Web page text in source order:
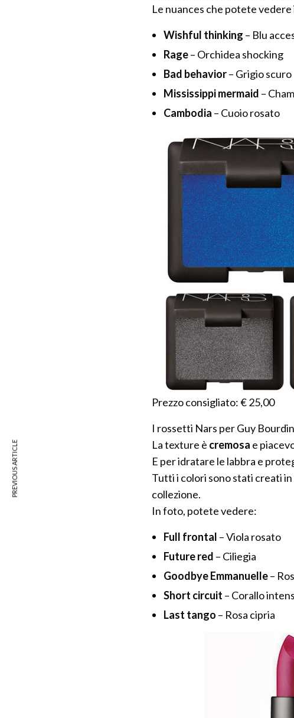
Le nuances che potete
Wishful thinking – Blu
Rage– Orchidea shocking
Bad behavior– Grigio scuro
Mississippi mermaid –
Cambodia – Cuoio rosato
Prezzo consigliato: € 25,00
I rossetti Nars per Guy
La texture è cremosa e
E per idratare le labbra e
Tutti i colori sono stati creati in
collezione.
In foto, potete vedere:
Full frontal – Viola rosato
Future red – Ciliegia
Goodbye Emmanuelle–
Short circuit – Corallo
Last tango – Rosa cipria
PREVIOUS ARTICLE